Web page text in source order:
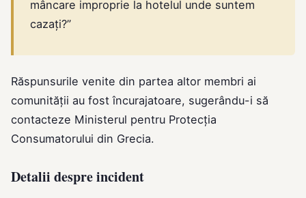
mâncare improprie la hotelul unde suntem
cazați?”
Răspunsurile venite din partea altor membri ai
comunității au fost încurajatoare, sugerându-i să
contacteze Ministerul pentru Protecția
Consumatorului din Grecia.
Detalii despre incident